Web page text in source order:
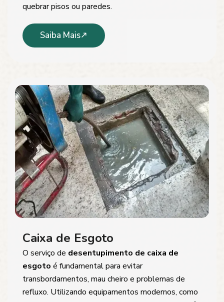
quebrar pisos ou paredes.
Saiba Mais
Caixa de Esgoto
O serviço de desentupimento de caixa de
esgoto é fundamental para evitar
transbordamentos, mau cheiro e problemas de
refluxo. Utilizando equipamentos modernos, como